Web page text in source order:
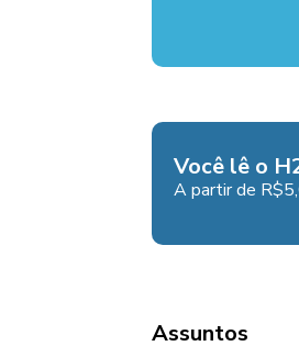
Você lê o
A partir de
Assuntos